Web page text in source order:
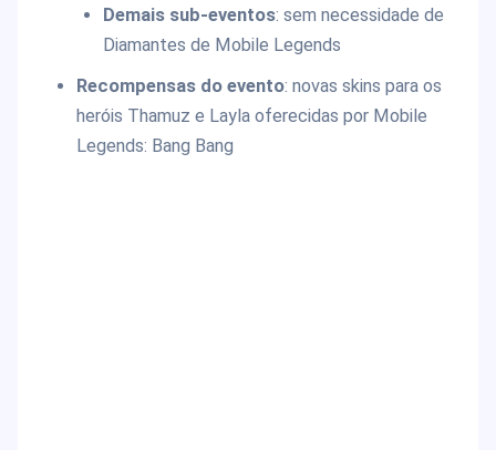
Demais sub-eventos: sem necessidade de
Diamantes de Mobile Legends
Recompensas do evento: novas skins para os
heróis Thamuz e Layla oferecidas por Mobile
Legends: Bang Bang